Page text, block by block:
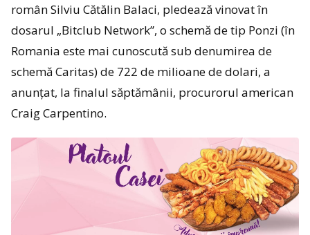
român Silviu Cătălin Balaci, pledează vinovat în
dosarul „Bitclub Network”, o schemă de tip Ponzi (în
Romania este mai cunoscută sub denumirea de
schemă Caritas) de 722 de milioane de dolari, a
anunţat, la finalul săptămânii, procurorul american
Craig Carpentino.